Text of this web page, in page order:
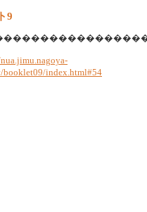
ト9
���������������
index.html#54